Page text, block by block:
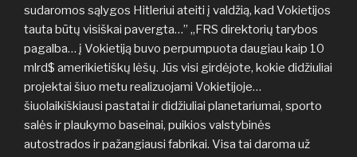
sudaromos sąlygos Hitleriui ateiti į valdžią, kad Vokietijos
tauta būtų visiškai pavergta…” „FRS direktorių tarybos
pagalba… į Vokietiją buvo perpumpuota daugiau kaip 10
mlrd$ amerikietiškų lėšų. Jūs visi girdėjote, kokie didžiuliai
projektai šiuo metu realizuojami Vokietijoje…
šiuolaikiškiausi pastatai ir didžiuliai planetariumai, sporto
salės ir plaukymo baseinai, puikios valstybinės
autostrados ir pažangiausi fabrikai. Visa tai daroma už